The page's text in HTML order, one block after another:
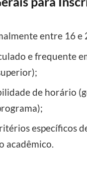
entre 16 e
e frequente
de horário
específicos
acadêmico.